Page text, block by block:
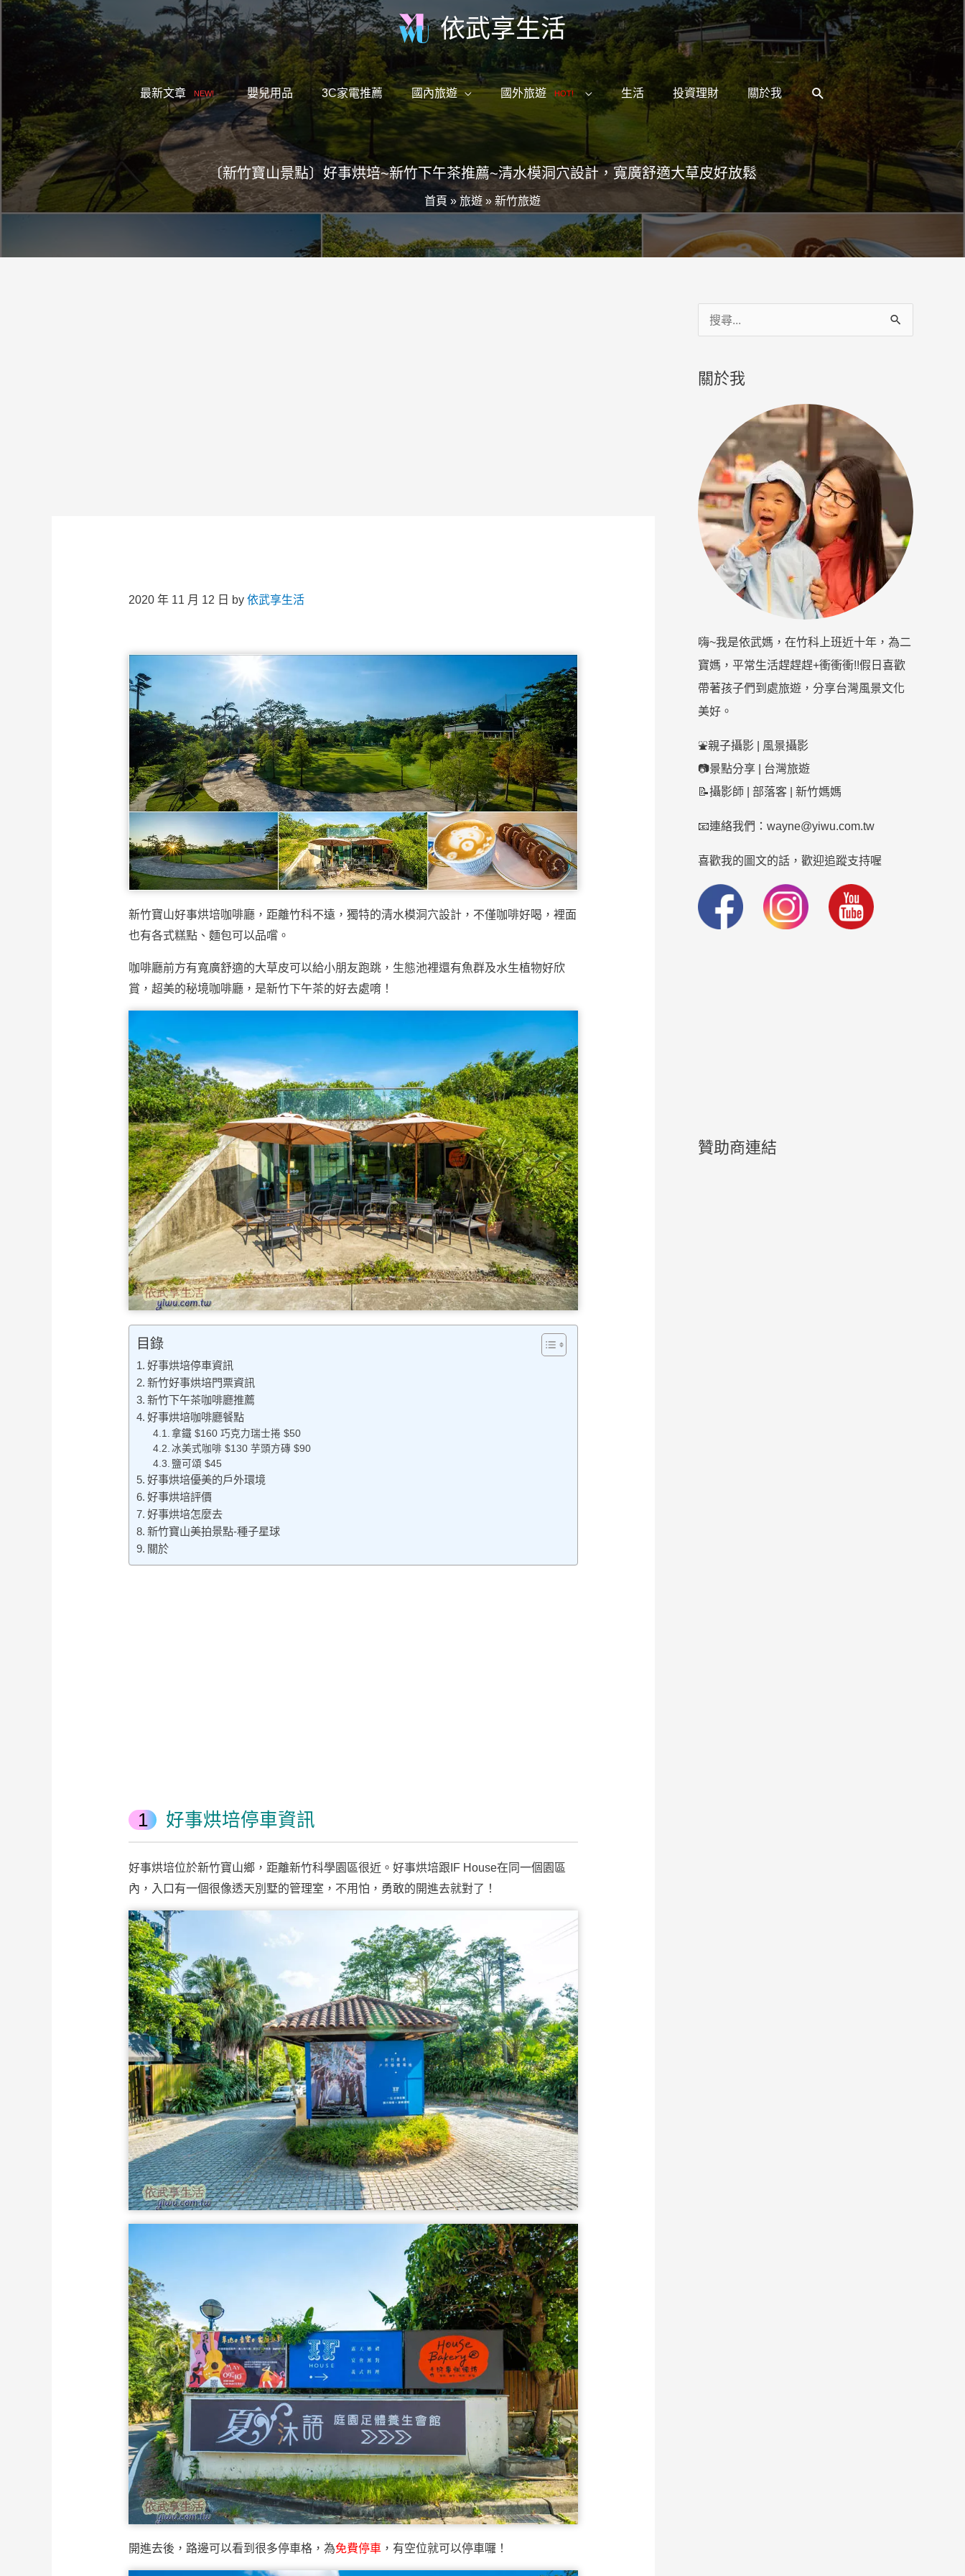
跳
依武享生活
最新文章 NEW! 嬰兒用品 3C家電推薦 國內旅遊 國外旅遊 HOT! 生活 投資理財 關於我
搜
尋
〔新竹寶山景點〕好事烘培~新竹下午茶推薦~清水模洞穴設計，寬廣舒適大草皮好放鬆
首頁 »旅遊 » 新竹旅遊
2020 年 11 月 12 日 by 依武享生活
新竹寶山好事烘培咖啡廳，距離竹科不遠，獨特的清水模洞穴設計，不僅咖啡好喝，裡面
也有各式糕點、麵包可以品嚐。
咖啡廳前方有寬廣舒適的大草皮可以給小朋友跑跳，生態池裡還有魚群及水生植物好欣
賞，超美的秘境咖啡廳，是新竹下午茶的好去處唷！
目錄
好事烘培停車資訊
新竹好事烘培門票資訊
新竹下午茶咖啡廳推薦
好事烘培咖啡廳餐點
拿鐵 $160 巧克力瑞士捲 $50
冰美式咖啡 $130 芋頭方磚 $90
鹽可頌 $45
好事烘培優美的戶外環境
好事烘培評價
好事烘培怎麼去
新竹寶山美拍景點-種子星球
關於
好事烘培停車資訊
好事烘培位於新竹寶山鄉，距離新竹科學園區很近。好事烘培跟IF House在同一個園區
內，入口有一個很像透天別墅的管理室，不用怕，勇敢的開進去就對了！
開進去後，路邊可以看到很多停車格，為免費停車，有空位就可以停車囉！
尋
鍵
關於我
嗨~我是依武媽，在竹科上班近十年，為二
寶媽，平常生活趕趕趕+衝衝衝!!假日喜歡
帶著孩子們到處旅遊，分享台灣風景文化
美好。
⛲親子攝影 | 風景攝影
📷景點分享 | 台灣旅遊
📝攝影師 | 部落客 | 新竹媽媽
📧連絡我們：wayne@yiwu.com.tw
喜歡我的圖文的話，歡迎追蹤支持喔
贊助商連結